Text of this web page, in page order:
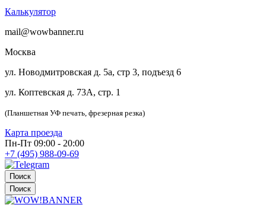
Калькулятор
mail@wowbanner.ru
Москва
ул. Новодмитровская д. 5а, стр 3, подъезд 6
ул. Коптевская д. 73А, стр. 1
(Планшетная УФ печать, фрезерная резка)
Карта проезда
Пн-Пт 09:00 - 20:00
+7 (495) 988-09-69
Поиск
Поиск